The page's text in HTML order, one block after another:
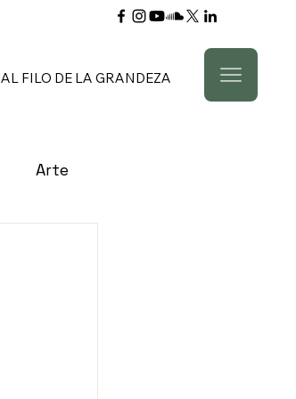
AL FILO DE LA GRANDEZA
Arte